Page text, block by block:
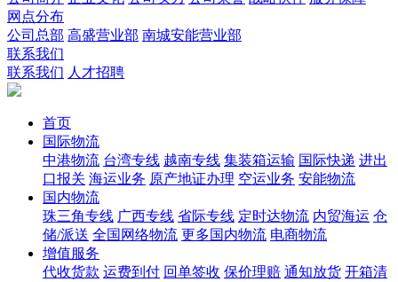
网点分布
公司总部 高盛营业部 南城安能营业部
联系我们
联系我们 人才招聘
首页
国际物流
中港物流 台湾专线 越南专线 集装箱运输 国际快递 进出
口报关 海运业务 原产地证办理 空运业务 安能物流
国内物流
珠三角专线 广西专线 省际专线 定时达物流 内贸海运 仓
储/派送 全国网络物流 更多国内物流 电商物流
增值服务
代收货款 运费到付 回单签收 保价理赔 通知放货 开箱清